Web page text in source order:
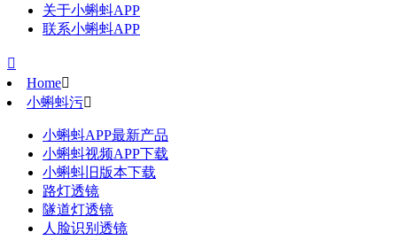
关于小蝌蚪APP
联系小蝌蚪APP

Home
小蝌蚪污
小蝌蚪APP最新产品
小蝌蚪视频APP下载
小蝌蚪旧版本下载
路灯透镜
隧道灯透镜
人脸识别透镜